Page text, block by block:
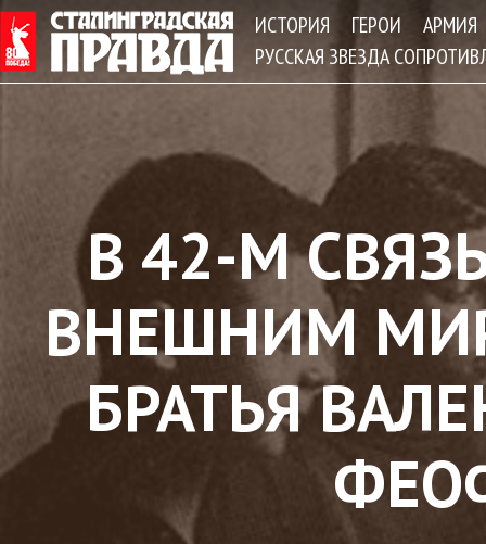
ИСТОРИЯ ГЕРОИ
АРМИЯ
РУССКАЯ ЗВЕЗДА
В 42-М
ВНЕШНИМ
БРАТЬЯ